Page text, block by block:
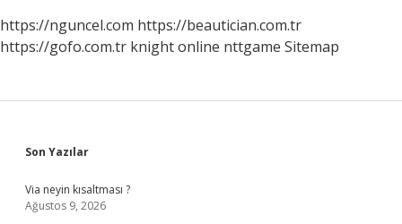
https://nguncel.com https://beautician.com.tr
https://gofo.com.tr knight online nttgame Sitemap
Sidebar
Son Yazılar
Via neyin kısaltması ?
Ağustos 9, 2026